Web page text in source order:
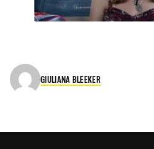
GIULIANA BLEEKER